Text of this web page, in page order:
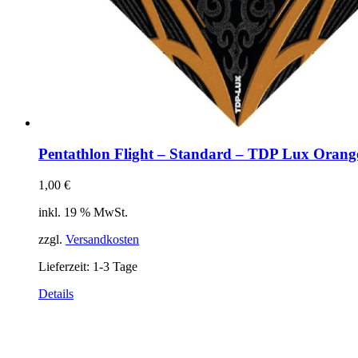
Pentathlon Flight – Standard – TDP Lux
1,00 €
inkl. 19 % MwSt.
zzgl. Versandkosten
Lieferzeit: 1-3 Tage
Details